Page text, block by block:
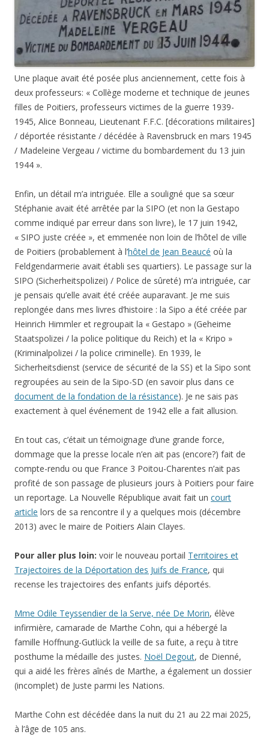
Une plaque avait été posée plus anciennement, cette fois à
deux professeurs: « Collège moderne et technique de jeunes
filles de Poitiers, professeurs victimes de la guerre 1939-
1945, Alice Bonneau, Lieutenant F.F.C. [décorations militaires]
/ déportée résistante / décédée à Ravensbruck en mars 1945
/ Madeleine Vergeau / victime du bombardement du 13 juin
1944 ».
Enfin, un détail m’a intriguée. Elle a souligné que sa sœur
Stéphanie avait été arrêtée par la SIPO (et non la Gestapo
comme indiqué par erreur dans son livre), le 17 juin 1942,
« SIPO juste créée », et emmenée non loin de l’hôtel de ville
de Poitiers (probablement à l’hôtel de Jean Beaucé où la
Feldgendarmerie avait établi ses quartiers). Le passage sur la
SIPO (Sicherheitspolizei) / Police de sûreté) m’a intriguée, car
je pensais qu’elle avait été créée auparavant. Je me suis
replongée dans mes livres d’histoire : la Sipo a été créée par
Heinrich Himmler et regroupait la « Gestapo » (Geheime
Staatspolizei / la police politique du Reich) et la « Kripo »
(Kriminalpolizei / la police criminelle). En 1939, le
Sicherheitsdienst (service de sécurité de la SS) et la Sipo sont
regroupées au sein de la Sipo-SD (en savoir plus dans ce
document de la fondation de la résistance). Je ne sais pas
exactement à quel événement de 1942 elle a fait allusion.
En tout cas, c’était un témoignage d’une grande force,
dommage que la presse locale n’en ait pas (encore?) fait de
compte-rendu ou que France 3 Poitou-Charentes n’ait pas
profité de son passage de plusieurs jours à Poitiers pour faire
un reportage. La Nouvelle République avait fait un court
article lors de sa rencontre il y a quelques mois (décembre
2013) avec le maire de Poitiers Alain Clayes.
Pour aller plus loin: voir le nouveau portail Territoires et
Trajectoires de la Déportation des Juifs de France, qui
recense les trajectoires des enfants juifs déportés.
Mme Odile Teyssendier de la Serve, née De Morin, élève
infirmière, camarade de Marthe Cohn, qui a hébergé la
famille Hoffnung-Gutlück la veille de sa fuite, a reçu à titre
posthume la médaille des justes. Noël Degout, de Dienné,
qui a aidé les frères aînés de Marthe, a également un dossier
(incomplet) de Juste parmi les Nations.
Marthe Cohn est décédée dans la nuit du 21 au 22 mai 2025,
à l’âge de 105 ans.